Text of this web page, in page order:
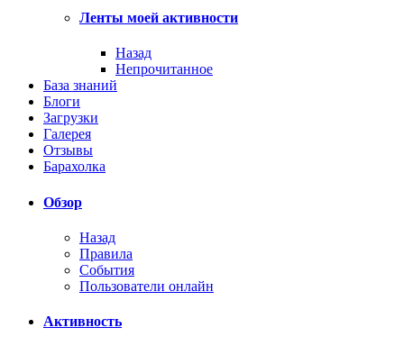
Ленты моей активности
Назад
Непрочитанное
База знаний
Блоги
Загрузки
Галерея
Отзывы
Барахолка
Обзор
Назад
Правила
События
Пользователи онлайн
Активность